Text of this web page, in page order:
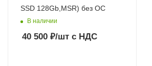
SSD 128Gb,MSR) без ОС
В наличии
40 500₽/штс НДС